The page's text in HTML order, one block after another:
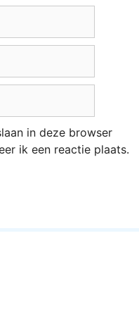
in deze browser
ik een reactie plaats.